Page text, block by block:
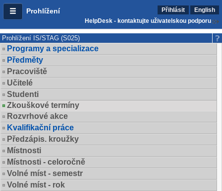
Prohlížení Přihlásit
English
HelpDesk - kontaktujte uživatelskou podporu
Prohlížení IS/STAG (S025)
Programy a specializace
Předměty
Pracoviště
Učitelé
Studenti
Zkouškové termíny
Rozvrhové akce
Kvalifikační práce
Předzápis. kroužky
Místnosti
Místnosti - celoročně
Volné míst - semestr
Volné míst - rok